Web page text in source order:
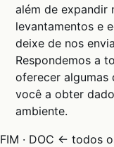
além de expandir
levantamentos e
deixe de nos
Respondemos a
oferecer algumas
você a obter
ambiente.
FIM · DOC ← todos